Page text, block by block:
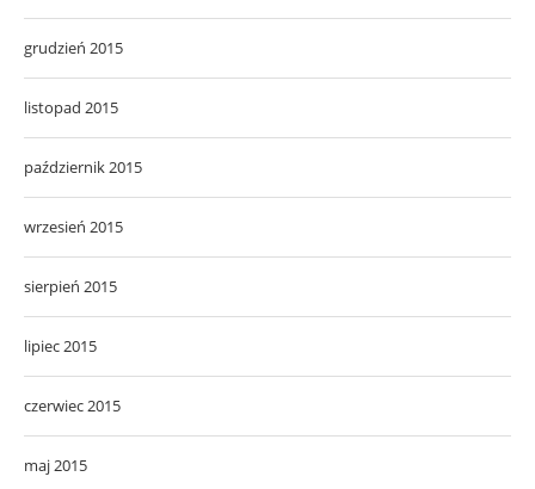
grudzień 2015
listopad 2015
październik 2015
wrzesień 2015
sierpień 2015
lipiec 2015
czerwiec 2015
maj 2015